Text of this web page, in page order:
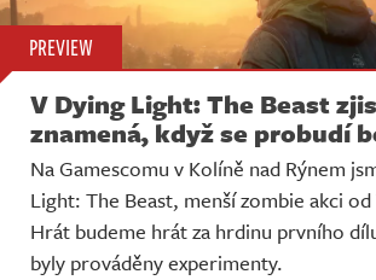
PREVIEW
V Dying Light: The Beast
znamená, když se probudí
Na Gamescomu v Kolíně nad Rýnem
Light: The Beast, menší zombie akci od
Hrát budeme hrát za hrdinu prvního
byly prováděny experimenty.